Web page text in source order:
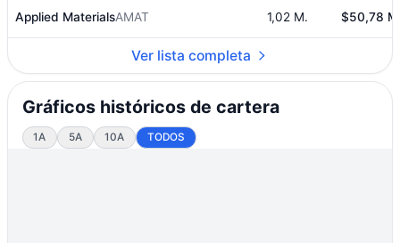
Applied MaterialsAMAT 1,02 M. $50,78
Ver lista completa
Gráficos históricos de cartera
1A 5A 10A TODOS